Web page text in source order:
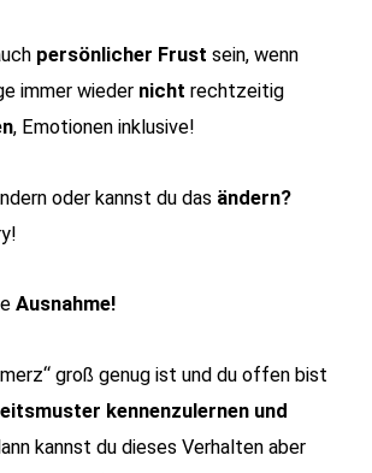
persönlicher Frust sein, wenn
immer wieder nicht rechtzeitig
, Emotionen inklusive!
oder kannst du das ändern?
Ausnahme!
groß genug ist und du offen bist
kennenzulernen und
kannst du dieses Verhalten aber